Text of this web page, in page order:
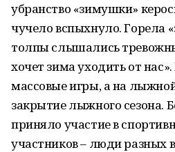
убранство «зимушки»
чучело вспыхнуло. Горела
толпы слышались
хочет зима уходить от
массовые игры, а на
закрытие лыжного сезона.
приняло участие в
участников – люди разных